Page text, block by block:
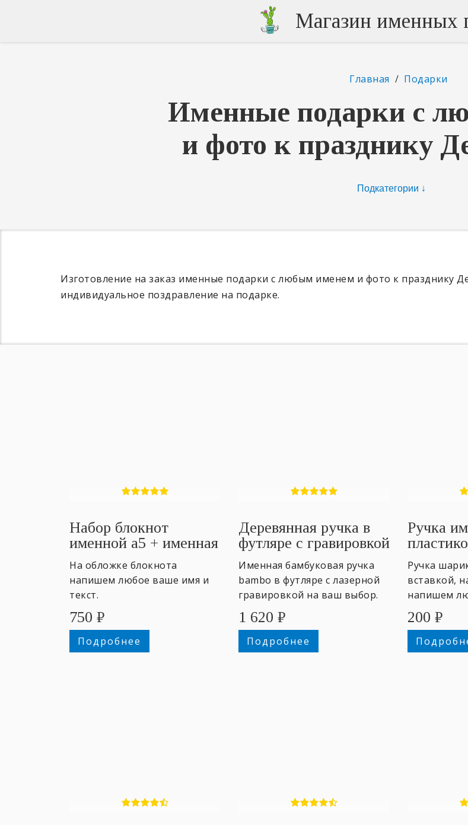
Магазин именных
Главная / Подарки
Именные подарки с
и фото к празднику
Изготовление на заказ именные подарки с любым именем и фото к празднику
индивидуальное поздравление на подарке.
Набор блокнот
именной а5 + именная
ручка
На обложке блокнота
напишем любое ваше имя и
текст.
750 ₽
Подробнее
Деревянная ручка в
футляре с гравировкой
Именная бамбуковая ручка
bambo в футляре с лазерной
гравировкой на ваш выбор.
1 620 ₽
Подробнее
Ручка
Ручка
вставкой,
напишем
200 ₽